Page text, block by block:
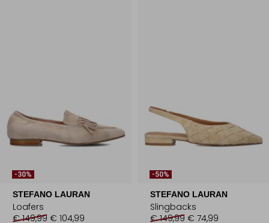
-30%
STEFANO LAURAN
Loafers
€ 149,99 € 104,99
-50%
STEFANO LAURAN
Slingbacks
€ 149,99 € 74,99